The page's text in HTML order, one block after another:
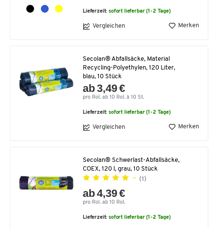
Lieferzeit:sofort lieferbar (1-2 Tage)
Vergleichen Merken
Secolan® Abfallsäcke, Material
Recycling-Polyethylen, 120 Liter,
blau, 10 Stück
ab 3,49 €
pro Rol. ab 10 Rol. à 10 St.
Lieferzeit:sofort lieferbar (1-2 Tage)
Vergleichen Merken
Secolan® Schwerlast-Abfallsäcke,
COEX, 120 l, grau, 10 Stück
(1)
ab 4,39 €
pro Rol. ab 10 Rol.
Lieferzeit:sofort lieferbar (1-2 Tage)